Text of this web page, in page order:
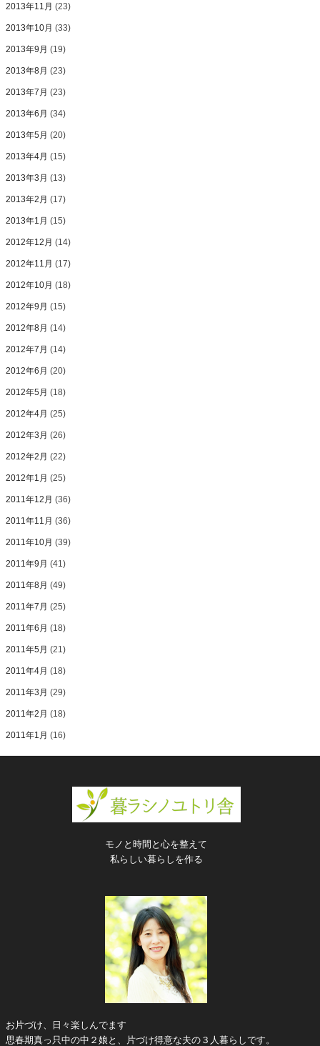
2013年11月 (23)
2013年10月 (33)
2013年9月 (19)
2013年8月 (23)
2013年7月 (23)
2013年6月 (34)
2013年5月 (20)
2013年4月 (15)
2013年3月 (13)
2013年2月 (17)
2013年1月 (15)
2012年12月 (14)
2012年11月 (17)
2012年10月 (18)
2012年9月 (15)
2012年8月 (14)
2012年7月 (14)
2012年6月 (20)
2012年5月 (18)
2012年4月 (25)
2012年3月 (26)
2012年2月 (22)
2012年1月 (25)
2011年12月 (36)
2011年11月 (36)
2011年10月 (39)
2011年9月 (41)
2011年8月 (49)
2011年7月 (25)
2011年6月 (18)
2011年5月 (21)
2011年4月 (18)
2011年3月 (29)
2011年2月 (18)
2011年1月 (16)
モノと時間と心を整えて
私らしい暮らしを作る
お片づけ、日々楽しんでます
思春期真っ只中の中２娘と、片づけ得意な夫の３人暮らしです。